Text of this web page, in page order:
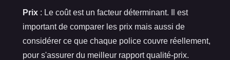
Prix : Le coût est un facteur déterminant. Il est
important de comparer les prix mais aussi de
considérer ce que chaque police couvre réellement,
pour s'assurer du meilleur rapport qualité-prix.